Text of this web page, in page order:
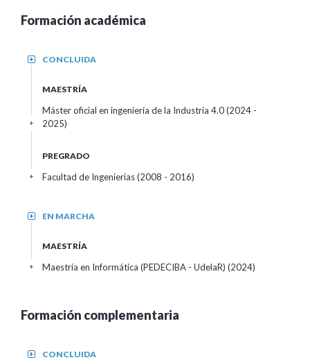
Formación académica
CONCLUIDA
+
MAESTRÍA
Máster oficial en ingeniería de la Industria 4.0 (2024 -
2025)
+
PREGRADO
Facultad de Ingenierías (2008 - 2016)
+
EN MARCHA
+
MAESTRÍA
Maestría en Informática (PEDECIBA - UdelaR) (2024)
+
Formación complementaria
CONCLUIDA
+